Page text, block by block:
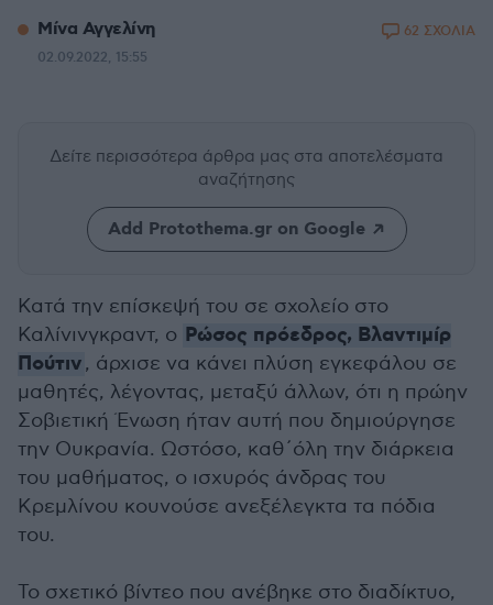
Μίνα Αγγελίνη
02.09.2022, 15:55
62 ΣΧΟΛΙΑ
Δείτε περισσότερα άρθρα μας στα αποτελέσματα
αναζήτησης
Add Protothema.gr on Google
Κατά την επίσκεψή του σε σχολείο στο
Καλίνινγκραντ, ο Ρώσος πρόεδρος, Βλαντιμίρ
Πούτιν, άρχισε να κάνει πλύση εγκεφάλου σε
μαθητές, λέγοντας, μεταξύ άλλων, ότι η πρώην
Σοβιετική Ένωση ήταν αυτή που δημιούργησε
την Ουκρανία. Ωστόσο, καθ΄όλη την διάρκεια
του μαθήματος, ο ισχυρός άνδρας του
Κρεμλίνου κουνούσε ανεξέλεγκτα τα πόδια
του.
Το σχετικό βίντεο που ανέβηκε στο διαδίκτυο,